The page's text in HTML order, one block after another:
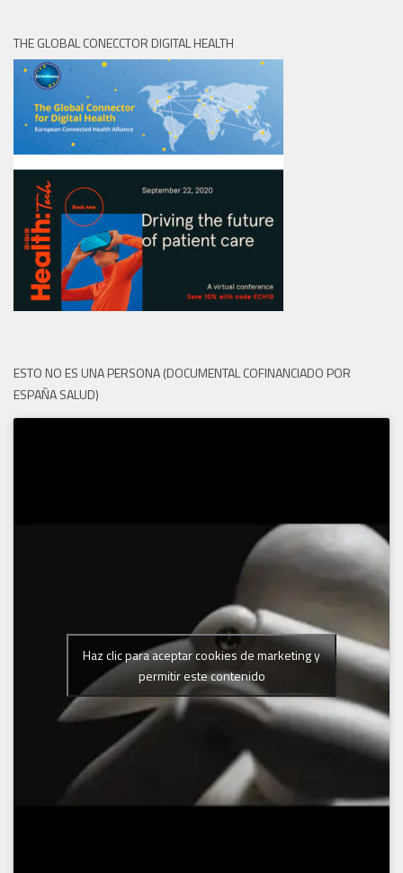
THE GLOBAL CONECCTOR DIGITAL HEALTH
ESTO NO ES UNA PERSONA (DOCUMENTAL COFINANCIADO POR
ESPAÑA SALUD)
Haz clic para aceptar cookies de marketing y
permitir este contenido